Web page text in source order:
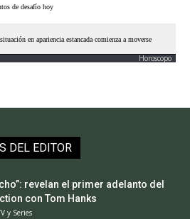
Horoscopo
DEL EDITOR
revelan el primer adelanto del
con Tom Hanks
y Series